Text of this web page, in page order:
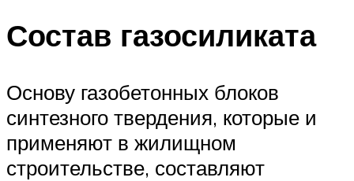
Состав газосиликата
Основу газобетонных блоков
синтезного твердения, которые и
применяют в жилищном
строительстве, составляют